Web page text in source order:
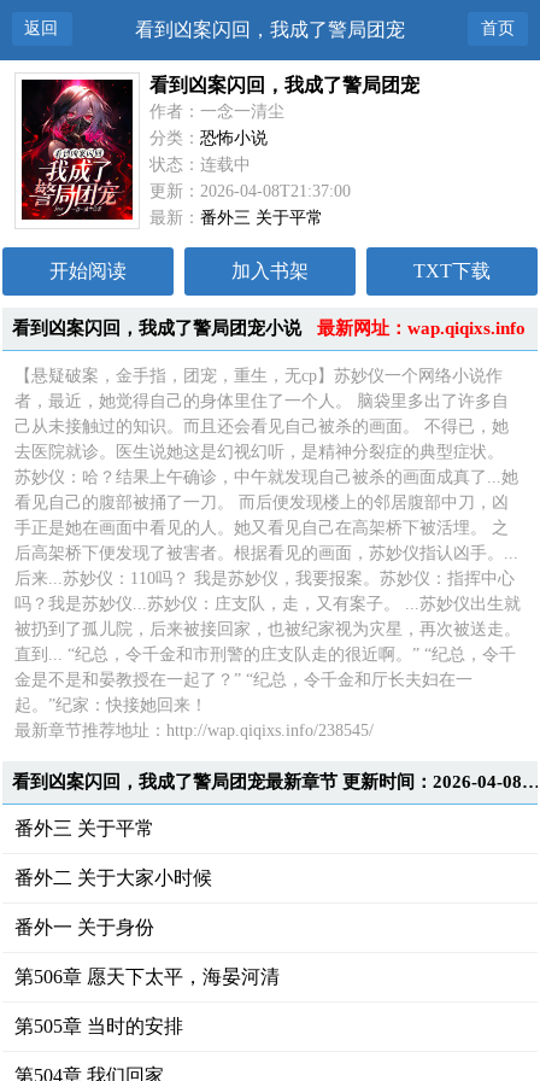
返回 看到凶案闪回，我成了警局团宠 首页
看到凶案闪回，我成了警局团宠
作者：一念一清尘
分类：恐怖小说
状态：连载中
更新：2026-04-08T21:37:00
最新：番外三 关于平常
开始阅读 加入书架 TXT下载
最新网址：wap.qiqixs.info
看到凶案闪回，我成了警局团宠小说
简介
【悬疑破案，金手指，团宠，重生，无cp】苏妙仪一个网络小说作
者，最近，她觉得自己的身体里住了一个人。 脑袋里多出了许多自
己从未接触过的知识。而且还会看见自己被杀的画面。 不得已，她
去医院就诊。医生说她这是幻视幻听，是精神分裂症的典型症状。
苏妙仪：哈？结果上午确诊，中午就发现自己被杀的画面成真了...她
看见自己的腹部被捅了一刀。 而后便发现楼上的邻居腹部中刀，凶
手正是她在画面中看见的人。她又看见自己在高架桥下被活埋。 之
后高架桥下便发现了被害者。根据看见的画面，苏妙仪指认凶手。...
后来...苏妙仪：110吗？ 我是苏妙仪，我要报案。苏妙仪：指挥中心
吗？我是苏妙仪...苏妙仪：庄支队，走，又有案子。 ...苏妙仪出生就
被扔到了孤儿院，后来被接回家，也被纪家视为灾星，再次被送走。
直到... “纪总，令千金和市刑警的庄支队走的很近啊。” “纪总，令千
金是不是和晏教授在一起了？” “纪总，令千金和厅长夫妇在一
起。”纪家：快接她回来！
最新章节推荐地址：http://wap.qiqixs.info/238545/
看到凶案闪回，我成了警局团宠最新章节 更新时间：2026-04-08T21:37:00
番外三 关于平常
番外二 关于大家小时候
番外一 关于身份
第506章 愿天下太平，海晏河清
第505章 当时的安排
第504章 我们回家